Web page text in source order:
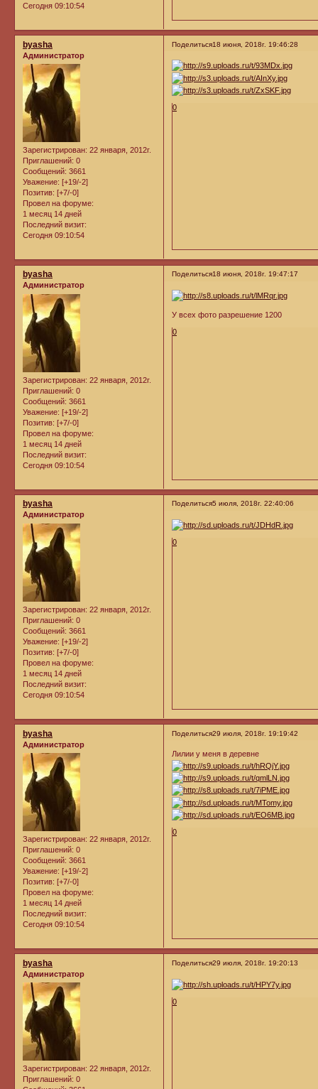
Сегодня 09:10:54
Поделиться18 июня, 2018г. 19:46:28
byasha
Администратор
Зарегистрирован: 22 января, 2012г.
Приглашений: 0
Сообщений: 3661
Уважение: [+19/-2]
Позитив: [+7/-0]
Провел на форуме:
1 месяц 14 дней
Последний визит:
Сегодня 09:10:54
0
Поделиться18 июня, 2018г. 19:47:17
byasha
Администратор
Зарегистрирован: 22 января, 2012г.
Приглашений: 0
Сообщений: 3661
Уважение: [+19/-2]
Позитив: [+7/-0]
Провел на форуме:
1 месяц 14 дней
Последний визит:
Сегодня 09:10:54
У всех фото разрешение 1200
0
Поделиться5 июля, 2018г. 22:40:06
byasha
Администратор
Зарегистрирован: 22 января, 2012г.
Приглашений: 0
Сообщений: 3661
Уважение: [+19/-2]
Позитив: [+7/-0]
Провел на форуме:
1 месяц 14 дней
Последний визит:
Сегодня 09:10:54
0
Поделиться29 июля, 2018г. 19:19:42
byasha
Администратор
Зарегистрирован: 22 января, 2012г.
Приглашений: 0
Сообщений: 3661
Уважение: [+19/-2]
Позитив: [+7/-0]
Провел на форуме:
1 месяц 14 дней
Последний визит:
Сегодня 09:10:54
Лилии у меня в деревне
0
Поделиться29 июля, 2018г. 19:20:13
byasha
Администратор
Зарегистрирован: 22 января, 2012г.
Приглашений: 0
0